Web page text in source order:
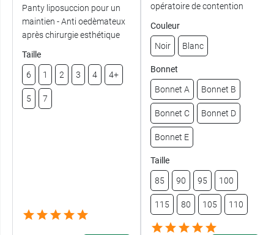
Panty liposuccion pour un
maintien - Anti oedèmateux
après chirurgie esthétique
Taille
6 1 2 3 4 4+
5 7
opératoire de contention
Couleur
Noir Blanc
Bonnet
Bonnet A Bonnet B
Bonnet C Bonnet D
Bonnet E
Taille
85 90 95 100
115 80 105 110